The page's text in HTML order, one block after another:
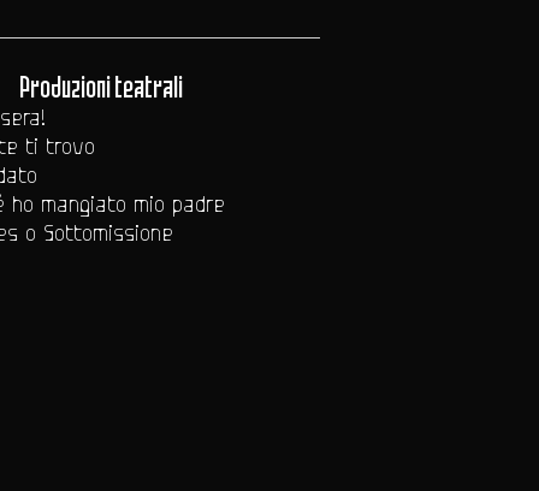
Produzioni teatrali
ti trovo
ho mangiato mio padre
o Sottomissione